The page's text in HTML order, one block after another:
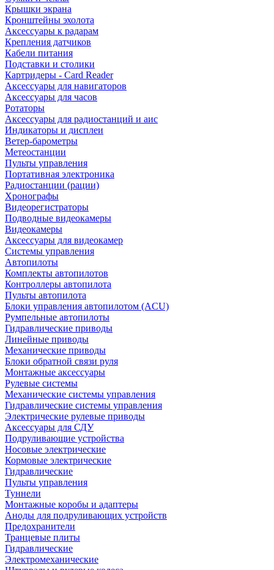
Крышки экрана
Кронштейны эхолота
Аксессуары к радарам
Крепления датчиков
Кабели питания
Подставки и столики
Картридеры - Card Reader
Аксессуары для навигаторов
Аксессуары для часов
Ротаторы
Аксессуары для радиостанций и аис
Индикаторы и дисплеи
Ветер-барометры
Метеостанции
Пульты управления
Портативная электроника
Радиостанции (рации)
Хронографы
Видеорегистраторы
Подводные видеокамеры
Видеокамеры
Аксессуары для видеокамер
Системы управления
Автопилоты
Комплекты автопилотов
Контроллеры автопилота
Пульты автопилота
Блоки управления автопилотом (ACU)
Румпельные автопилоты
Гидравлические приводы
Линейные приводы
Механические приводы
Блоки обратной связи руля
Монтажные аксессуары
Рулевые системы
Механические системы управления
Гидравлические системы управления
Электрические рулевые приводы
Аксессуары для СДУ
Подруливающие устройства
Носовые электрические
Кормовые электрические
Гидравлические
Пульты управления
Туннели
Монтажные коробы и адаптеры
Аноды для подруливающих устройств
Предохранители
Транцевые плиты
Гидравлические
Электромеханические